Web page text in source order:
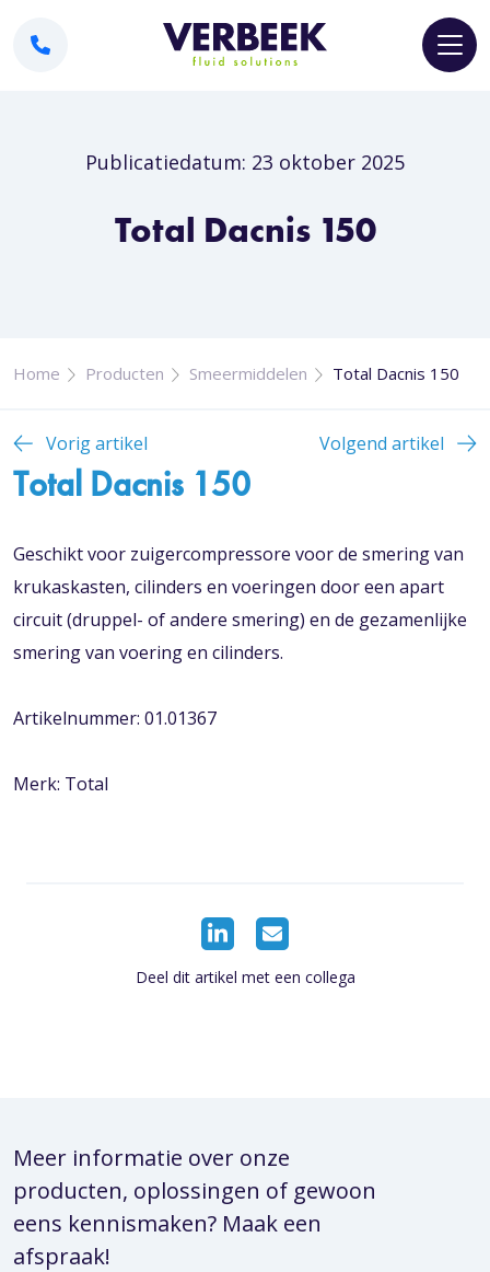
Publicatiedatum: 23 oktober 2025
Total Dacnis 150
Home Producten Smeermiddelen Total Dacnis 150
Vorig artikel Volgend artikel
Total Dacnis 150
Geschikt voor zuigercompressore voor de smering van
krukaskasten, cilinders en voeringen door een apart
circuit (druppel- of andere smering) en de gezamenlijke
smering van voering en cilinders.
Artikelnummer: 01.01367
Merk: Total
Deel dit artikel met een collega
Meer informatie over onze
producten, oplossingen of gewoon
eens kennismaken? Maak een
afspraak!